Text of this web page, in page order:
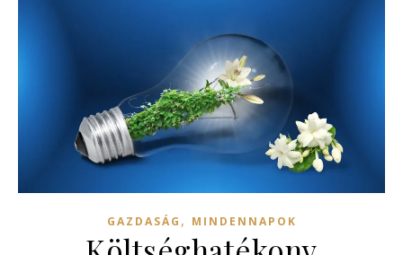
GAZDASÁG , MINDENNAPOK